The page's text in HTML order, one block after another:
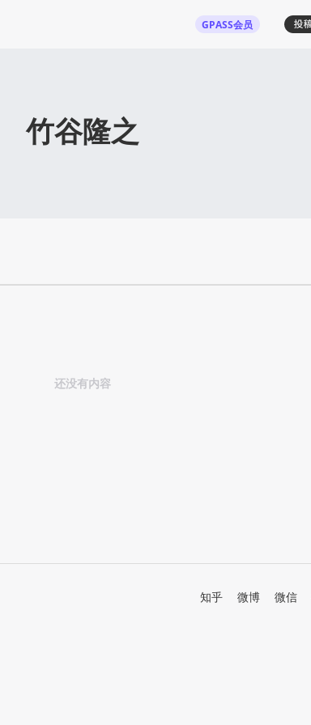
GPASS会员
竹谷隆之
还没有内容
知乎 微博 微信